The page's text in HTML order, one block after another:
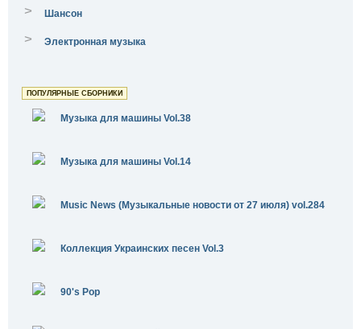
> Шансон
> Электронная музыка
ПОПУЛЯРНЫЕ СБОРНИКИ
Музыка для машины Vol.38
Музыка для машины Vol.14
Music News (Музыкальные новости от 27 июля) vol.284
Коллекция Украинских песен Vol.3
90's Pop